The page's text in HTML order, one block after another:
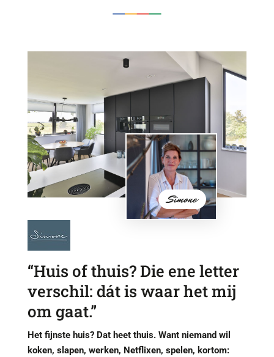
Simone
“Huis of thuis? Die ene letter
verschil: dát is waar het mij
om gaat.”
Het fijnste huis? Dat heet thuis. Want niemand wil
koken, slapen, werken, Netflixen, spelen, kortom: